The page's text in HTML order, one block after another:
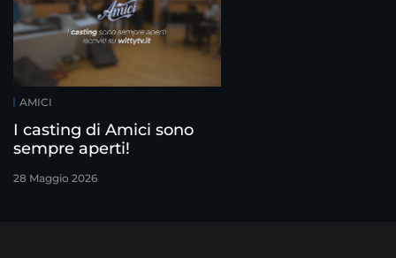
AMICI
I casting di Amici sono
sempre aperti!
28 Maggio 2026